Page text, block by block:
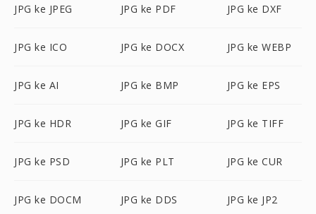
JPG ke JPEG JPG ke PDF JPG ke DXF
JPG ke ICO JPG ke DOCX JPG ke WEBP
JPG ke AI JPG ke BMP JPG ke EPS
JPG ke HDR JPG ke GIF JPG ke TIFF
JPG ke PSD JPG ke PLT JPG ke CUR
JPG ke DOCM JPG ke DDS JPG ke JP2